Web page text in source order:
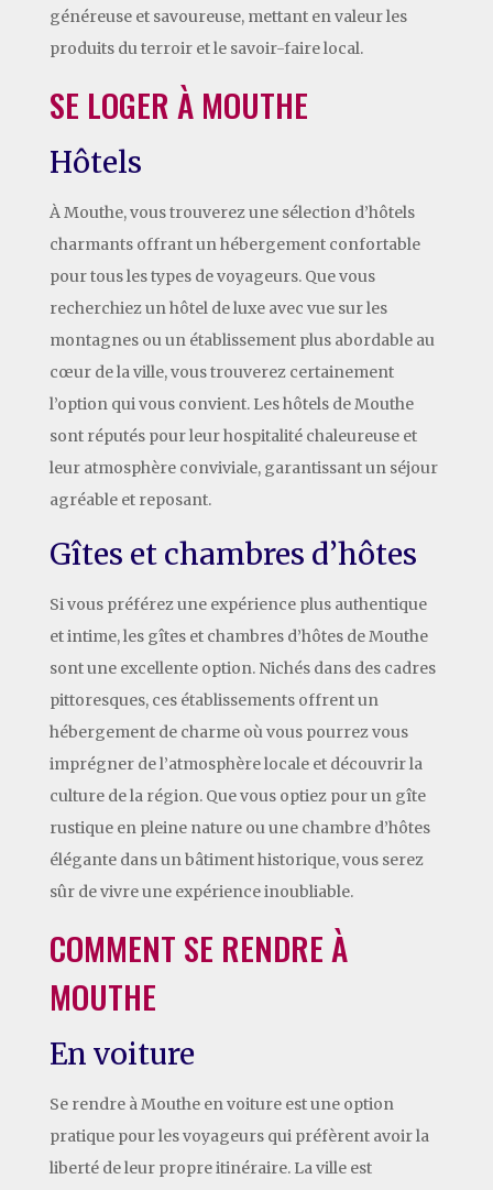
généreuse et savoureuse, mettant en valeur les
produits du terroir et le savoir-faire local.
SE LOGER À MOUTHE
Hôtels
À Mouthe, vous trouverez une sélection d’hôtels
charmants offrant un hébergement confortable
pour tous les types de voyageurs. Que vous
recherchiez un hôtel de luxe avec vue sur les
montagnes ou un établissement plus abordable au
cœur de la ville, vous trouverez certainement
l’option qui vous convient. Les hôtels de Mouthe
sont réputés pour leur hospitalité chaleureuse et
leur atmosphère conviviale, garantissant un séjour
agréable et reposant.
Gîtes et chambres d’hôtes
Si vous préférez une expérience plus authentique
et intime, les gîtes et chambres d’hôtes de Mouthe
sont une excellente option. Nichés dans des cadres
pittoresques, ces établissements offrent un
hébergement de charme où vous pourrez vous
imprégner de l’atmosphère locale et découvrir la
culture de la région. Que vous optiez pour un gîte
rustique en pleine nature ou une chambre d’hôtes
élégante dans un bâtiment historique, vous serez
sûr de vivre une expérience inoubliable.
COMMENT SE RENDRE À
MOUTHE
En voiture
Se rendre à Mouthe en voiture est une option
pratique pour les voyageurs qui préfèrent avoir la
liberté de leur propre itinéraire. La ville est